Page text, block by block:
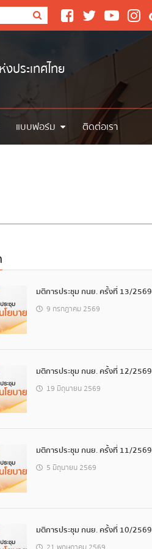
ประเทศไทย
แบบฟอร์ม ติดต่อเรา
มติการประชุม กนย. ครั้งที่ 13/2569
9 กรกฎาคม 2569
มติการประชุม กนย. ครั้งที่ 12/2569
19 มิถุนายน 2569
มติการประชุม กนย. ครั้งที่ 11/2569
5 มิถุนายน 2569
มติการประชุม กนย. ครั้งที่ 10/2569